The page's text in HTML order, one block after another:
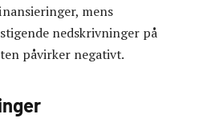
mens
nedskrivninger på
påvirker negativt.